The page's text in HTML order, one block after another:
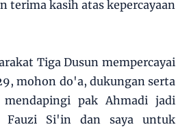
terima kasih atas kepercayaan
Tiga Dusun mempercayai
mohon do'a, dukungan serta
pak Ahmadi jadi
Fauzi Si'in dan saya untuk